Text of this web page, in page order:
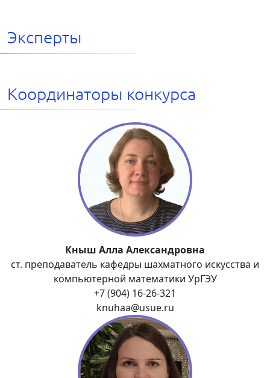
Эксперты
Координаторы конкурса
Кныш Алла Александровна
ст. преподаватель кафедры шахматного искусства и
компьютерной математики УрГЭУ
+7 (904) 16-26-321
knuhaa@usue.ru